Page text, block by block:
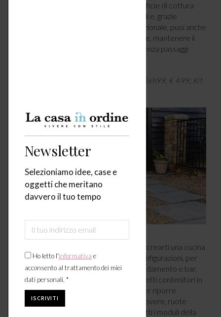
temperature superiori ai 315 °C, la superficie di cottura
consente di cucinare per 6–8 commensali e, grazie
all’aggiunta del Kit di espansione multifunzionale, puoi anche
affumicare, optare per la cottura a vapore, mantenere il
cibo caldo e cuocere alimenti congelati senza passaggi
Barbecue elettrico Lumin di Weber, 72x55xh99, € 499; Kit
propone diversi moduli per crearti una cucina
outdoor da professionista. Tra le varie configurazioni, per
esempio, ilBlocco Bè dedicato a raffreddamento e bar,
dotato di frigo per esterni da 63 litri, cassetti contenitori in
acciaio inox, portabottiglie e ripiani vari per riporre
accessori e utensili, tagliere e vassoio in rovere, ruote
invisibili spostarlo dove ti serve. Come tutti i moduli della
Newsletter
Selezioniamo idee, case e
oggetti che meritano
davvero il tuo tempo
Ho letto l'informativa e
acconsento al trattamento dei miei
dati personali. *